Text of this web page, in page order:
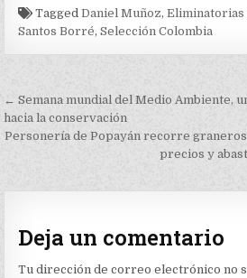
TaggedDaniel Muñoz,Eliminatorias
Santos Borré,Selección Colombia
Navegación
de
entradas
← Semana mundial del Medio Ambiente,
hacia la conservación
Personería de Popayán recorre
precios y
Deja un comentario
Tu dirección de correo electrónico no